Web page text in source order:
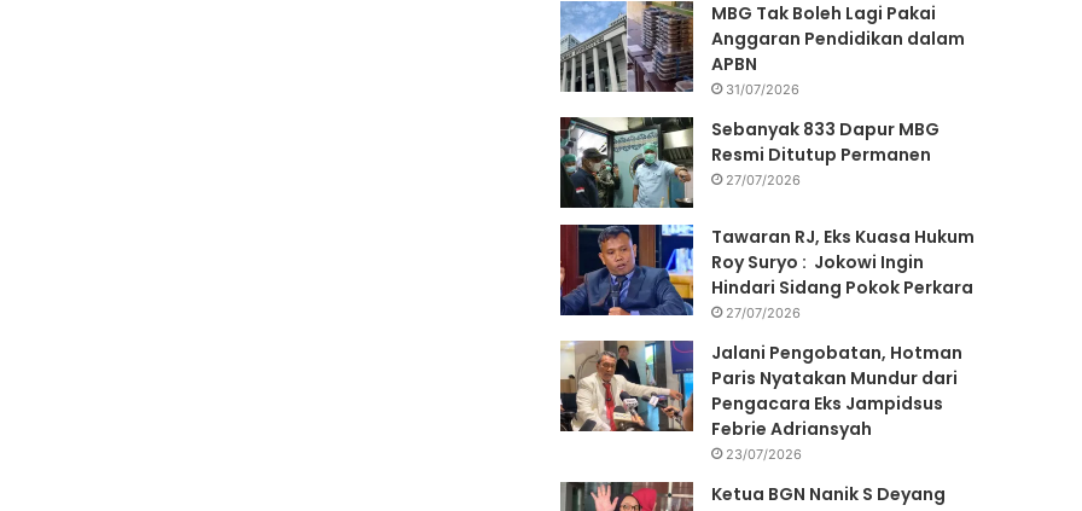
MBG Tak Boleh Lagi Pakai
Anggaran Pendidikan dalam
APBN
31/07/2026
Sebanyak 833 Dapur MBG
Resmi Ditutup Permanen
27/07/2026
Tawaran RJ, Eks Kuasa Hukum
Roy Suryo : Jokowi Ingin
Hindari Sidang Pokok Perkara
27/07/2026
Jalani Pengobatan, Hotman
Paris Nyatakan Mundur dari
Pengacara Eks Jampidsus
Febrie Adriansyah
23/07/2026
Ketua BGN Nanik S Deyang